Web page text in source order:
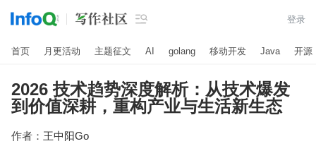
 登录
首页 月更活动 主题征文 AI golang 移动开发 Java 开源
2026 技术趋势深度解析：从技术爆发
到价值深耕，重构产业与生活新生态
作者： 王中阳Go